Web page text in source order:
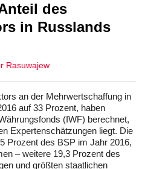
des
in Russlands
Rasuwajew
an der Mehrwertschaffung in
auf 33 Prozent, haben
(IWF) berechnet,
Expertenschätzungen liegt. Die
Prozent des BSP im Jahr 2016,
– weitere 19,3 Prozent des
und größten staatlichen